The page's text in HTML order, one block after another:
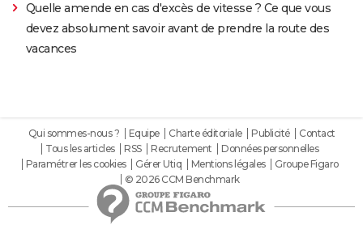
Quelle amende en cas d'excès de vitesse ? Ce que vous
devez absolument savoir avant de prendre la route des
vacances
Qui sommes-nous ? Equipe Charte éditoriale Publicité
Contact
Tous les articles
RSS Recrutement
Données personnelles
Paramétrer les cookies
Gérer Utiq Mentions légales
Groupe Figaro
© 2026 CCM Benchmark